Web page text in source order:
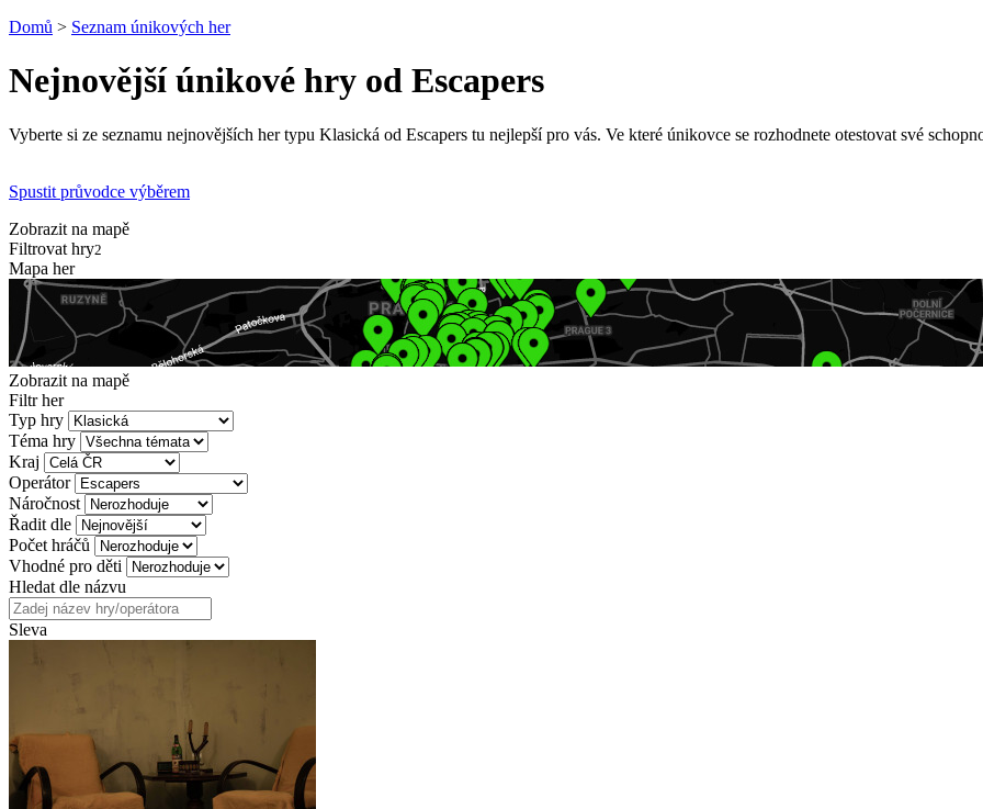
Domů > Seznam únikových her
Nejnovější únikové hry od Escapers
Vyberte si ze seznamu nejnovějších her typu Klasická od Escapers tu nejlepší pro vás. Ve které únikovce se rozhodnete otestovat své
Spustit průvodce výběrem
Zobrazit na mapě
Filtrovat hry2
Mapa her
Zobrazit na mapě
Filtr her
Typ hry
Téma hry
Kraj
Operátor
Náročnost
Řadit dle
Počet hráčů
Vhodné pro děti
Hledat dle názvu
Sleva